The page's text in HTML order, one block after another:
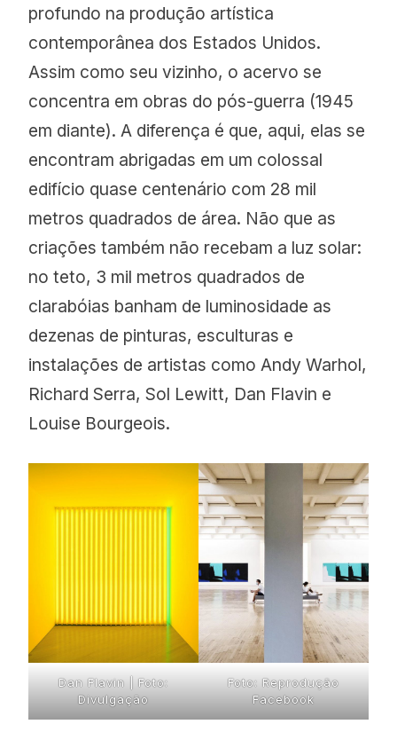
HYATT.COM/PARK-HYATT-NEW-YORK
profundo na produção artística
contemporânea dos Estados Unidos.
Assim como seu vizinho, o acervo se
concentra em obras do pós-guerra (1945
em diante). A diferença é que, aqui, elas se
encontram abrigadas em um colossal
edifício quase centenário com 28 mil
metros quadrados de área. Não que as
criações também não recebam a luz solar:
no teto, 3 mil metros quadrados de
clarabóias banham de luminosidade as
dezenas de pinturas, esculturas e
instalações de artistas como Andy Warhol,
Richard Serra, Sol Lewitt, Dan Flavin e
Louise Bourgeois.
Dan Flavin | Foto:
Divulgação
Foto: Reprodução
Facebook